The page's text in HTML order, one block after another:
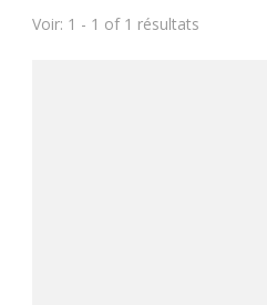
Voir: 1 - 1 of 1 résultats